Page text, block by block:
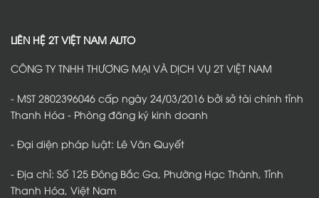
LIÊN HỆ 2T VIỆT NAM AUTO
CÔNG TY TNHH THƯƠNG MẠI VÀ DỊCH VỤ 2T VIỆT NAM
- MST 2802396046 cấp ngày 24/03/2016 bởi sở tài chính tỉnh
Thanh Hóa - Phòng đăng ký kinh doanh
- Đại diện pháp luật: Lê Văn Quyết
- Địa chỉ: Số 125 Đông Bắc Ga, Phường Hạc Thành, Tỉnh
Thanh Hóa, Việt Nam